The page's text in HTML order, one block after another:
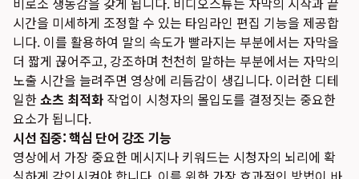
시간을 미세하게 조정할 수 있는 타임라인 편집 기능을 제공합
니다. 이를 활용하여 말의 속도가 빨라지는 부분에서는 자막을
더 짧게 끊어주고, 강조하며 천천히 말하는 부분에서는 자막의
노출 시간을 늘려주면 영상에 리듬감이 생깁니다. 이러한 디테
일한쇼츠 최적화 작업이 시청자의 몰입도를 결정짓는 중요한
요소가 됩니다.
시선 집중: 핵심 단어 강조 기능
영상에서 가장 중요한 메시지나 키워드는 시청자의 뇌리에 확